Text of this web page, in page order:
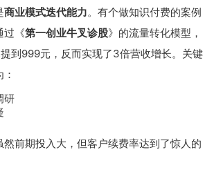
商业模式迭代能力。有个做知识付费的案例
过《第一创业牛叉诊股》的流量转化模型，
到999元，反而实现了3倍营收增长。关键
研
前期投入大，但客户续费率达到了惊人的